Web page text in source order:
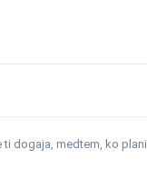
ti dogaja, medtem, ko